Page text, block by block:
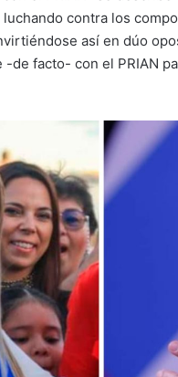
contra los
así en dúo
-de facto- con el PRIAN